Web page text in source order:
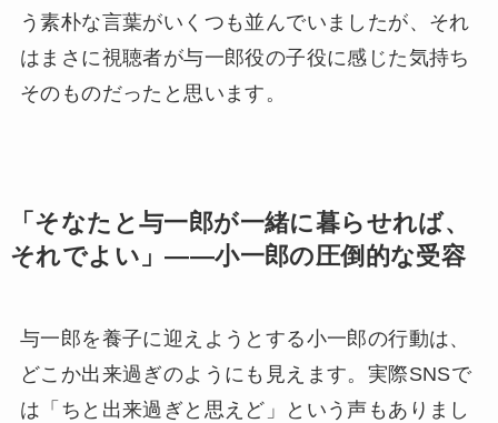
う素朴な言葉がいくつも並んでいましたが、それ
はまさに視聴者が与一郎役の子役に感じた気持ち
そのものだったと思います。
「そなたと与一郎が一緒に暮らせれば、
それでよい」——小一郎の圧倒的な受容
与一郎を養子に迎えようとする小一郎の行動は、
どこか出来過ぎのようにも見えます。実際SNSで
は「ちと出来過ぎと思えど」という声もありまし